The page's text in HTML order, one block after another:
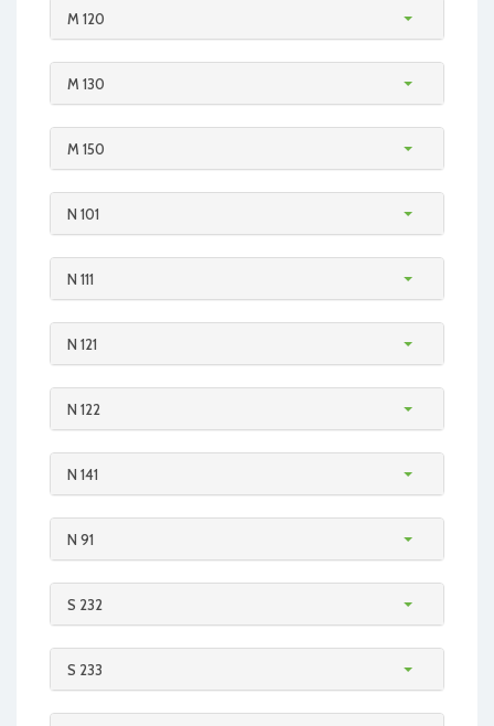
M 120
M 130
M 150
N 101
N 111
N 121
N 122
N 141
N 91
S 232
S 233